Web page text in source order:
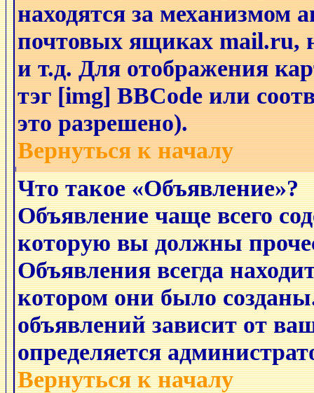
находятся за механизмом
почтовых ящиках mail.ru,
и т.д. Для отображения
тэг [img] BBCode или
это разрешено).
Вернуться к началу
Что такое «Объявление»?
Объявление чаще всего
которую вы должны
Объявления всегда
котором они было
объявлений зависит от
определяется
Вернуться к началу